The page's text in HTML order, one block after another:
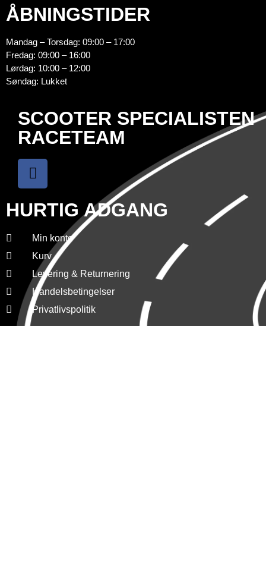
ÅBNINGSTIDER
Mandag – Torsdag: 09:00 – 17:00
Fredag: 09:00 – 16:00
Lørdag: 10:00 – 12:00
Søndag: Lukket
SCOOTER SPECIALISTEN
RACETEAM
HURTIG ADGANG
Min konto
Kurv
Levering & Returnering
Handelsbetingelser
Privatlivspolitik